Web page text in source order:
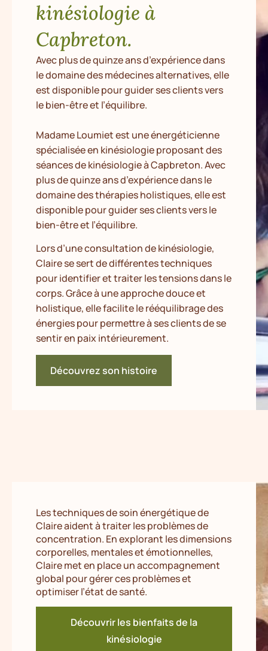
kinésiologie à
Capbreton.
Avec plus de quinze ans d’expérience dans
le domaine des médecines alternatives, elle
est disponible pour guider ses clients vers
le bien-être et l’équilibre.
Madame Loumiet est une énergéticienne
spécialisée en kinésiologie proposant des
séances de kinésiologie à Capbreton. Avec
plus de quinze ans d’expérience dans le
domaine des thérapies holistiques, elle est
disponible pour guider ses clients vers le
bien-être et l’équilibre.
Lors d’une consultation de kinésiologie,
Claire se sert de différentes techniques
pour identifier et traiter les tensions dans le
corps. Grâce à une approche douce et
holistique, elle facilite le rééquilibrage des
énergies pour permettre à ses clients de se
sentir en paix intérieurement.
Découvrez son histoire
Les techniques de soin énergétique de
Claire aident à traiter les problèmes de
concentration. En explorant les dimensions
corporelles, mentales et émotionnelles,
Claire met en place un accompagnement
global pour gérer ces problèmes et
optimiser l’état de santé.
Découvrir les bienfaits de la
kinésiologie